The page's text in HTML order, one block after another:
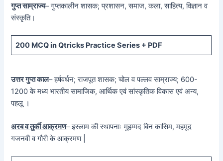
गुप्त साम्राज्य– गुप्तकालीन शासक; प्रशासन, समाज, कला, साहित्य, विज्ञान व
संस्कृति।
200 MCQ in Qtricks Practice Series + PDF
उत्तर गुप्त काल– हर्षवर्धन; राजपूत शासक; चोल व पल्लव साम्राज्य; 600-
1200 के मध्य भारतीय सामाजिक, आर्थिक एवं सांस्कृतिक विकास एवं अन्य,
पहलू ।
अरब व तुर्की आक्रमण– इस्लाम की स्थापनाः मुहम्मद बिन कासिम, महमूद
गजनवी व गौरी के आक्रमण |